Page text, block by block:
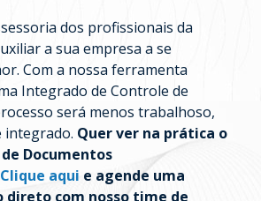
dos profissionais da
a sua empresa a se
Com a nossa ferramenta
Integrado de Controle de
será menos trabalhoso,
integrado. Quer ver na prática o
Documentos
Clique aqui e agende uma
direto com nosso time de